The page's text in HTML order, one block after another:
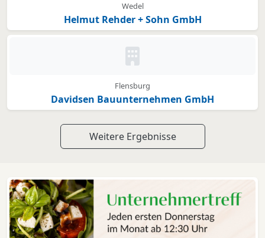
Wedel
Helmut Rehder + Sohn GmbH
Kein Bild oder Logo hinterlegt
Flensburg
Davidsen Bauunternehmen GmbH
Weitere Ergebnisse